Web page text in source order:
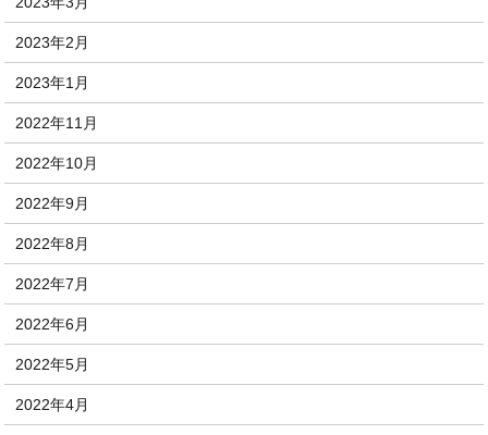
2023年2月
2023年1月
2022年11月
2022年10月
2022年9月
2022年8月
2022年7月
2022年6月
2022年5月
2022年4月